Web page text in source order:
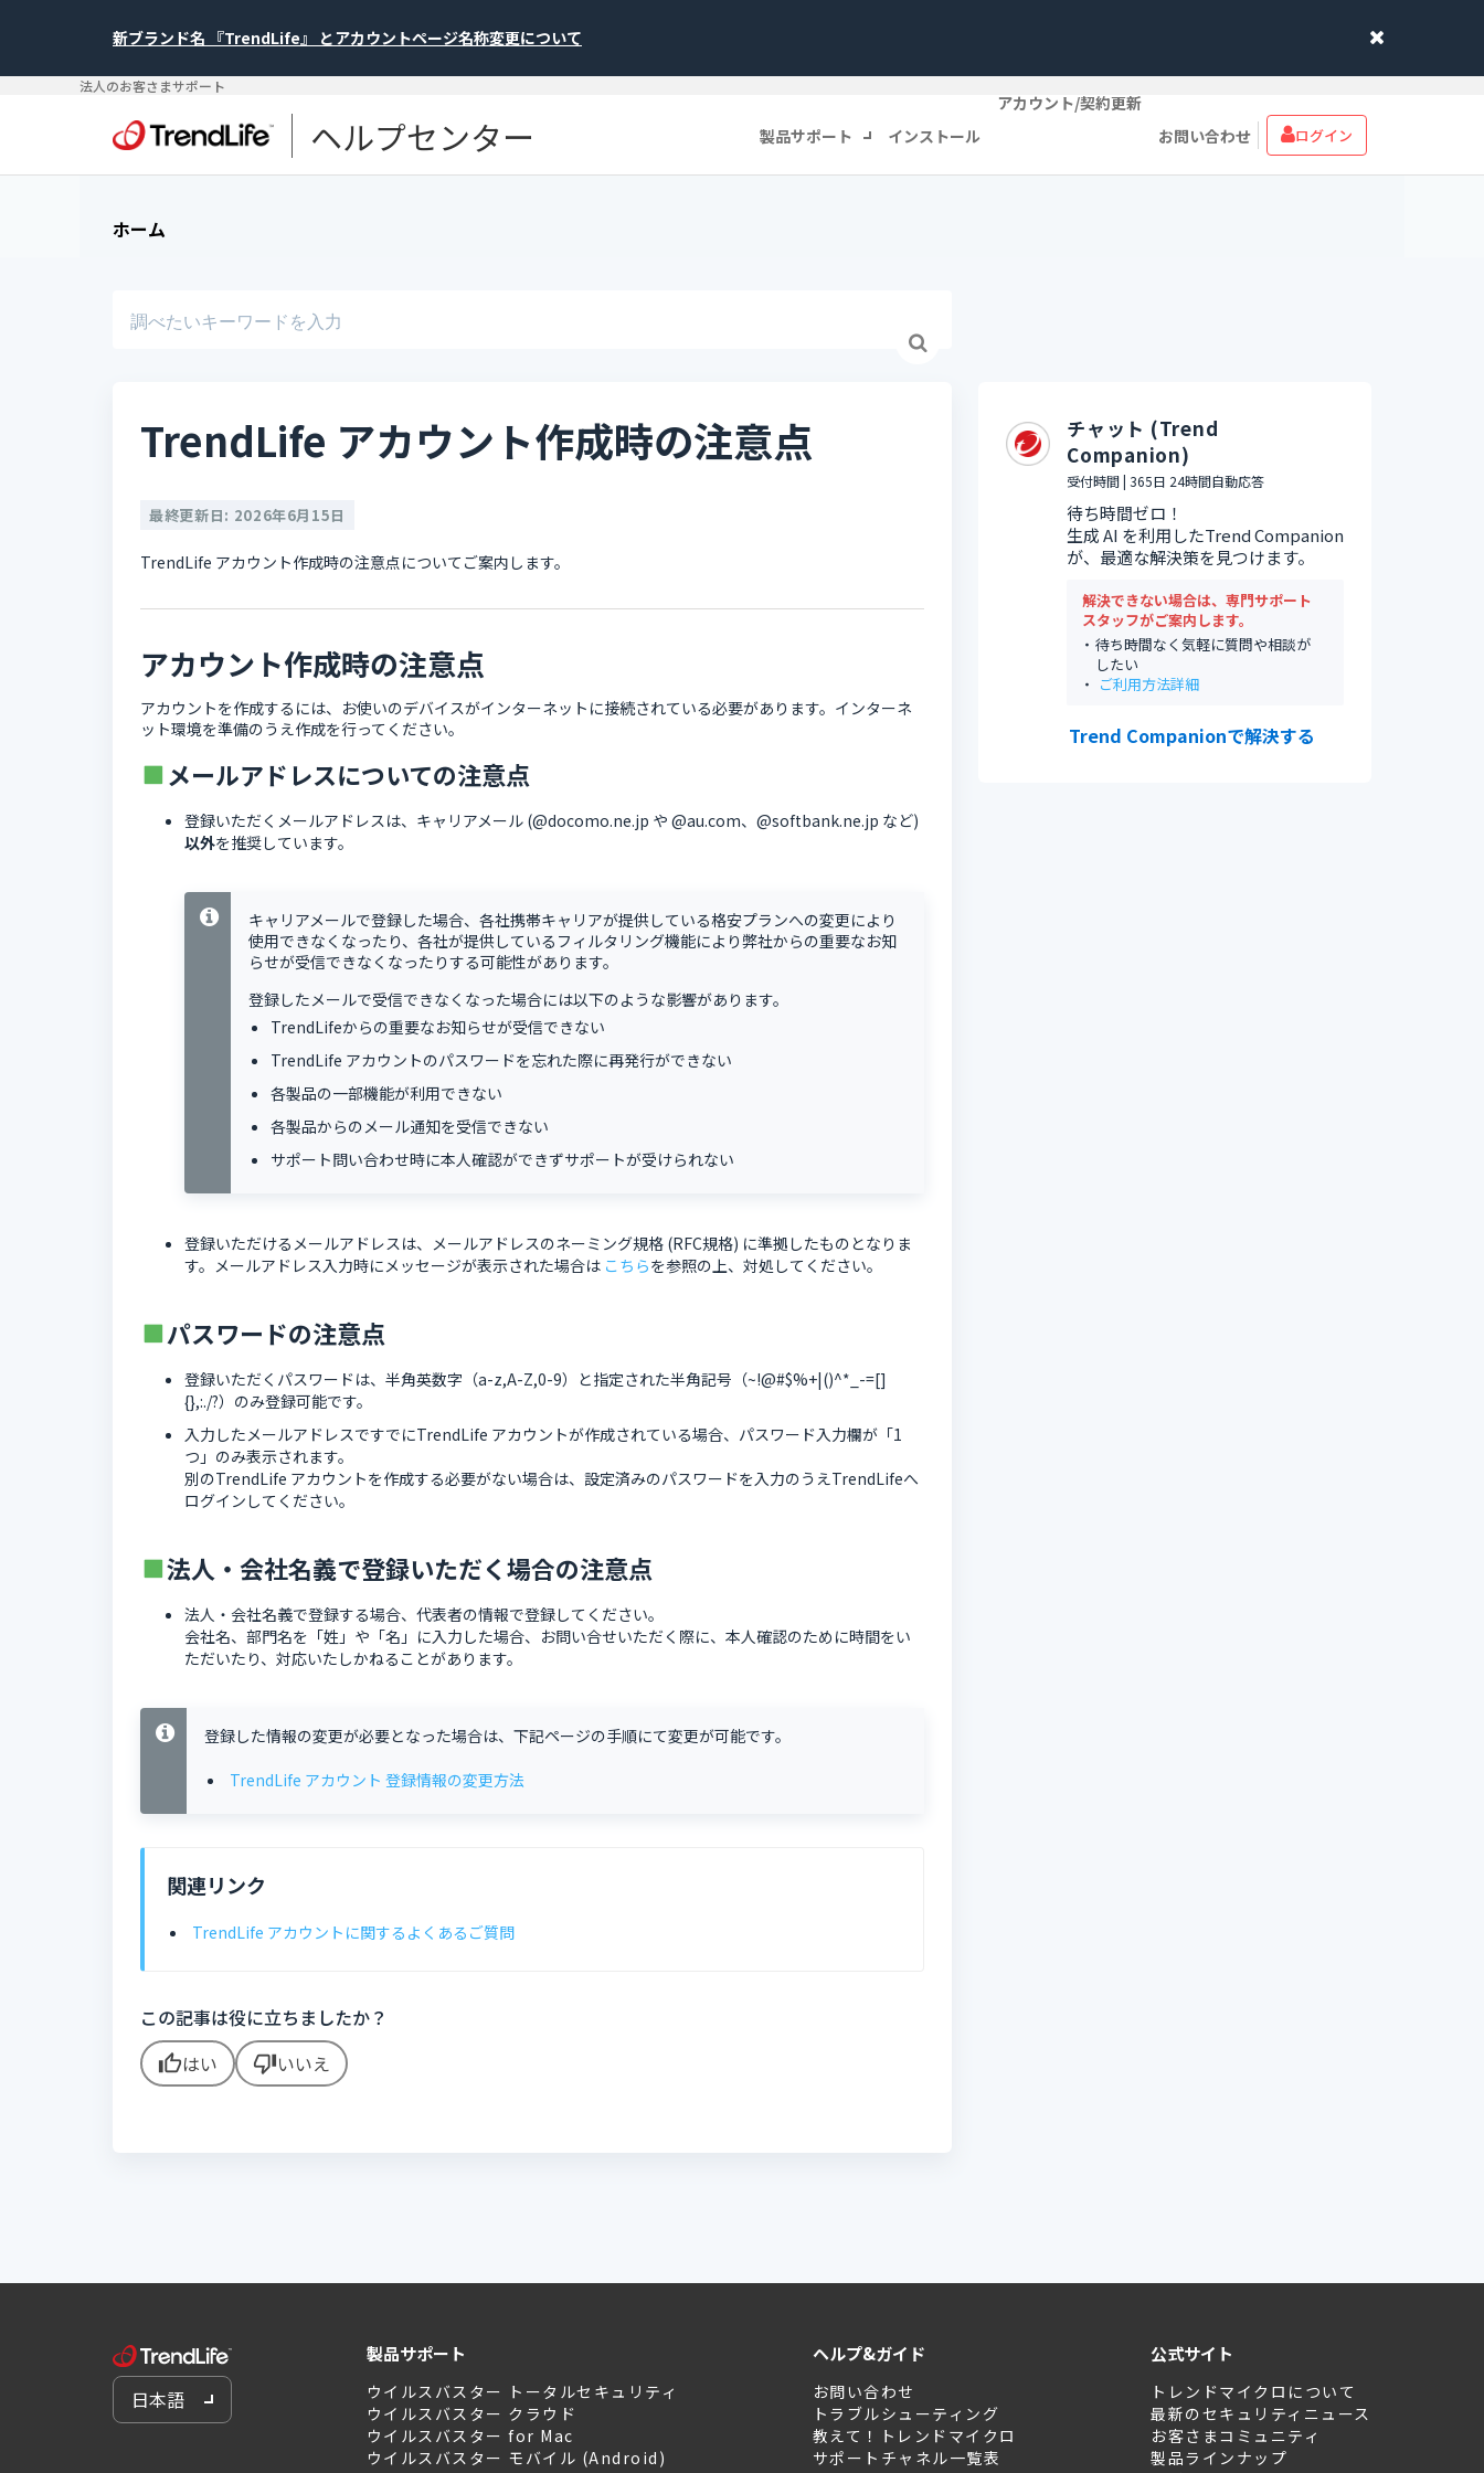
新ブランド名 『TrendLife』 とアカウントページ名称変更について
法人のお客さまサポート
ヘルプセンター 製品サポート インストール
アカウント/契約更新
お問い合わせ
ログイン
ホーム
TrendLife アカウント作成時の注意点
最終更新日: 2026年6月15日
TrendLife アカウント作成時の注意点についてご案内します。
アカウント作成時の注意点
アカウントを作成するには、お使いのデバイスがインターネットに接続されている必要があります。インターネ
ット環境を準備のうえ作成を行ってください。
メールアドレスについての注意点
登録いただくメールアドレスは、キャリアメール (@docomo.ne.jp や @au.com、@softbank.ne.jp など)
以外を推奨しています。
キャリアメールで登録した場合、各社携帯キャリアが提供している格安プランへの変更により
使用できなくなったり、各社が提供しているフィルタリング機能により弊社からの重要なお知
らせが受信できなくなったりする可能性があります。
登録したメールで受信できなくなった場合には以下のような影響があります。
TrendLifeからの重要なお知らせが受信できない
TrendLife アカウントのパスワードを忘れた際に再発行ができない
各製品の一部機能が利用できない
各製品からのメール通知を受信できない
サポート問い合わせ時に本人確認ができずサポートが受けられない
登録いただけるメールアドレスは、メールアドレスのネーミング規格 (RFC規格) に準拠したものとなりま
す。メールアドレス入力時にメッセージが表示された場合は こちらを参照の上、対処してください。
パスワードの注意点
登録いただくパスワードは、半角英数字（a-z,A-Z,0-9）と指定された半角記号（~!@#$%+|()^*_-=[]
{},:./?）のみ登録可能です。
入力したメールアドレスですでにTrendLife アカウントが作成されている場合、パスワード入力欄が「1
つ」のみ表示されます。
別のTrendLife アカウントを作成する必要がない場合は、設定済みのパスワードを入力のうえTrendLifeへ
ログインしてください。
法人・会社名義で登録いただく場合の注意点
法人・会社名義で登録する場合、代表者の情報で登録してください。
会社名、部門名を「姓」や「名」に入力した場合、お問い合せいただく際に、本人確認のために時間をい
ただいたり、対応いたしかねることがあります。
登録した情報の変更が必要となった場合は、下記ページの手順にて変更が可能です。
TrendLife アカウント 登録情報の変更方法
関連リンク
TrendLife アカウントに関するよくあるご質問
この記事は役に立ちましたか？
thumb_upはい thumb_downいいえ
チャット (Trend
Companion)
受付時間 | 365日 24時間自動応答
待ち時間ゼロ！
生成 AI を利用したTrend Companion
が、最適な解決策を見つけます。
解決できない場合は、専門サポート
スタッフがご案内します。
待ち時間なく気軽に質問や相談が
したい
ご利用方法詳細
Trend Companionで解決する
日本語
製品サポート
ウイルスバスター トータルセキュリティ
ウイルスバスター クラウド
ウイルスバスター for Mac
ウイルスバスター モバイル (Android)
ヘルプ&ガイド
お問い合わせ
トラブルシューティング
教えて！トレンドマイクロ
サポートチャネル一覧表
公式サイト
トレンドマイクロについて
最新のセキュリティニュース
お客さまコミュニティ
製品ラインナップ